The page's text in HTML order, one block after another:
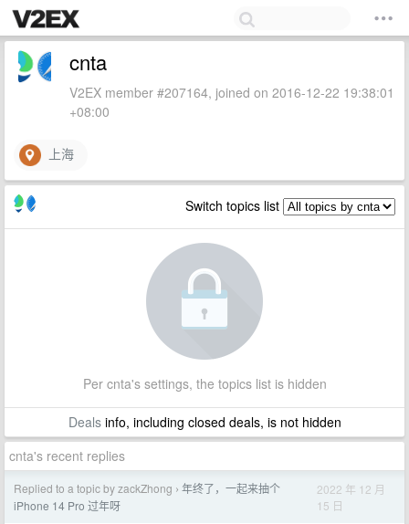
cnta
V2EX member #207164, joined on 2016-12-22 19:38:01
+08:00
上海
Switch topics list
Per cnta's settings, the topics list is hidden
Dealsinfo, including closed deals, is not hidden
cnta's recent replies
Replied to a topic by zackZhong › 年终了，一起来抽个
iPhone 14 Pro 过年呀
2022 年 12 月
15 日